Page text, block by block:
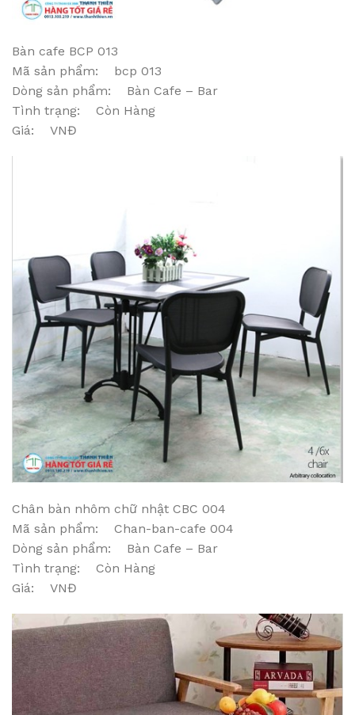
Bàn cafe BCP 013
Mã sản phẩm: bcp 013
Dòng sản phẩm: Bàn Cafe – Bar
Tình trạng: Còn Hàng
Giá: VNĐ
Chân bàn nhôm chữ nhật CBC 004
Mã sản phẩm: Chan-ban-cafe 004
Dòng sản phẩm: Bàn Cafe – Bar
Tình trạng: Còn Hàng
Giá: VNĐ